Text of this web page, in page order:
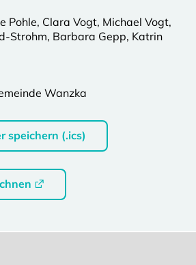
Pohle, Clara Vogt, Michael Vogt,
Strohm, Barbara Gepp, Katrin
Wanzka
speichern (.ics)